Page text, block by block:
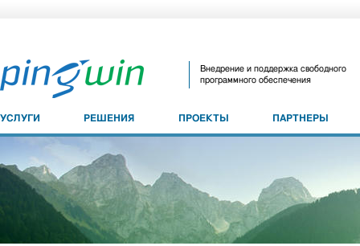
Внедрение и поддержка свободного
программного обеспечения
УСЛУГИ РЕШЕНИЯ ПРОЕКТЫ ПАРТНЕРЫ